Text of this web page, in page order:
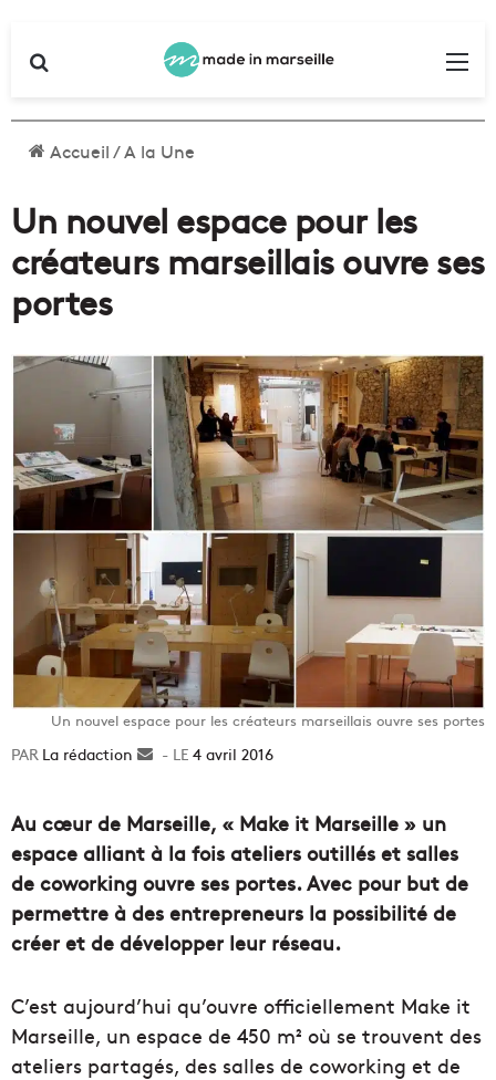
Accueil/A la Une
Un nouvel espace pour les
créateurs marseillais ouvre ses
portes
Un nouvel espace pour les créateurs marseillais ouvre ses portes
La rédaction
Envoyer4 avril 2016
Au cœur de Marseille, « Make it Marseille » un
espace alliant à la fois ateliers outillés et salles
de coworking ouvre ses portes. Avec pour but de
permettre à des entrepreneurs la possibilité de
créer et de développer leur réseau.
C’est aujourd’hui qu’ouvre officiellement Make it
Marseille, un espace de 450 m² où se trouvent des
ateliers partagés, des salles de coworking et de